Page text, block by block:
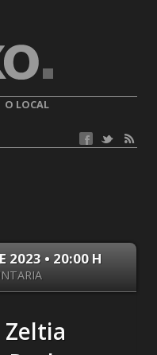
O LOCAL
2023 • 20:00 H
Zeltia